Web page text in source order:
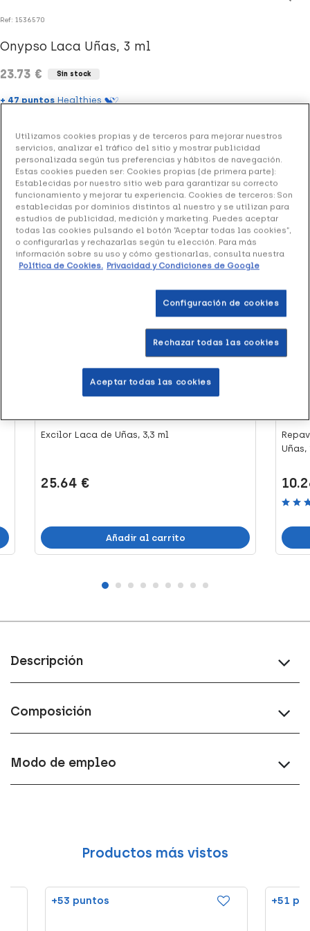
Ref: 1536570
Onypso Laca Uñas, 3 ml
23.73 €
Sin stock
+ 47 puntos Healthies
Laca de uñas que posee una galénica perfectamente
adaptada a la uña.
Productos similares
Excilor Laca de Uñas, 3,3 ml
25.64 €
Añadir al carrito
Uñas,
Descripción
Composición
Modo de empleo
Productos más vistos
+53 puntos +51
Utilizamos cookies propias y de terceros para mejorar nuestros
servicios, analizar el tráfico del sitio y mostrar publicidad
personalizada según tus preferencias y hábitos de navegación.
Estas cookies pueden ser: Cookies propias (de primera parte):
Establecidas por nuestro sitio web para garantizar su correcto
funcionamiento y mejorar tu experiencia. Cookies de terceros: Son
establecidas por dominios distintos al nuestro y se utilizan para
estudios de publicidad, medición y marketing. Puedes aceptar
todas las cookies pulsando el botón “Aceptar todas las cookies”,
o configurarlas y rechazarlas según tu elección. Para más
información sobre su uso y cómo gestionarlas, consulta nuestra
Política de Cookies. Privacidad y Condiciones de Google
Configuración de cookies
Rechazar todas las cookies
Aceptar todas las cookies